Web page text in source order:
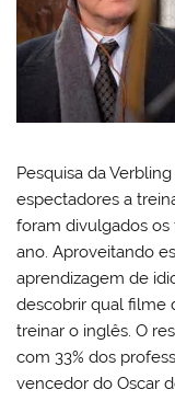
Pesquisa da
espectadores a
foram divulgados os
ano. Aproveitando
aprendizagem de
descobrir qual filme
treinar o inglês. O
com 33% dos
vencedor do Oscar